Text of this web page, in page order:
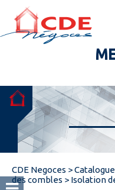
Le groupe
Nos entités
Conseils & Astuces
CDE Negoces >
des combles > Isolation